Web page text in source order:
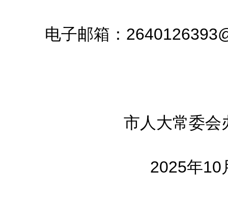
电子邮箱：
市人大常委
2025年10